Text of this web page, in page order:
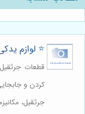
⭐️ لوازم
قطعات
کردن و
جرثقیل،